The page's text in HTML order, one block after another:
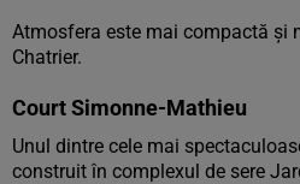
Atmosfera este mai compactă și
Chatrier.
Court Simonne-Mathieu
Unul dintre cele mai
construit în complexul de sere